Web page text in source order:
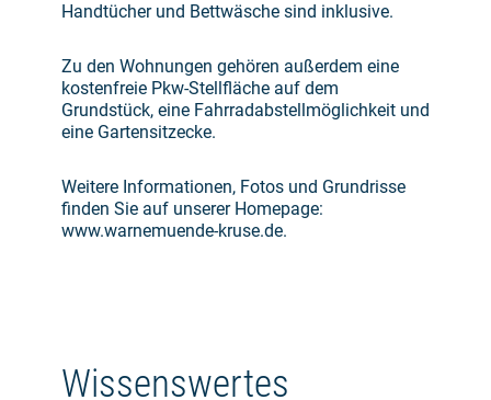
Handtücher und Bettwäsche sind inklusive.
Zu den Wohnungen gehören außerdem eine
kostenfreie Pkw-Stellfläche auf dem
Grundstück, eine Fahrradabstellmöglichkeit und
eine Gartensitzecke.
Weitere Informationen, Fotos und Grundrisse
finden Sie auf unserer Homepage:
www.warnemuende-kruse.de.
Wissenswertes